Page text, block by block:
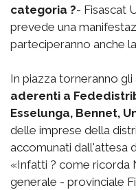
categoria ?- Fisascat
prevede una
parteciperanno anche
In piazza torneranno
aderenti a
Esselunga, Bennet,
delle imprese della
accomunati dall'attesa
«Infatti ? come ricorda
generale - provinciale